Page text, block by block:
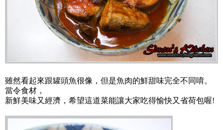
雖然看起來跟罐頭魚很像，但是魚肉的鮮甜味完全不同唷。
當令食材，
新鮮美味又經濟，希望這道菜能讓大家吃得愉快又省荷包喔!